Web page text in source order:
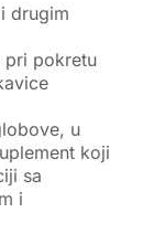
drugim
pri pokretu
, u
koji
sa
i